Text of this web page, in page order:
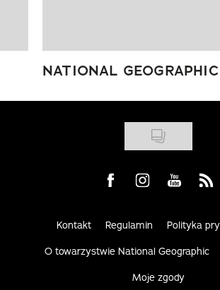
NATIONAL GEOGRAPHIC
Visit us on Facebook
Visit us onVisit us on
Visit
Kontakt Regulamin Polityka
O towarzystwie National Geographic
Moje zgody